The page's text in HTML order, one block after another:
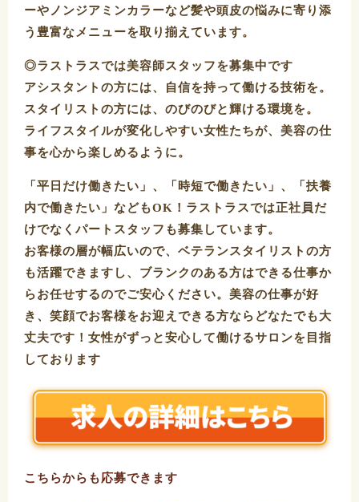
ーやノンジアミンカラーなど髪や頭皮の悩みに寄り添
う豊富なメニューを取り揃えています。
◎ラストラスでは美容師スタッフを募集中です
アシスタントの方には、自信を持って働ける技術を。
スタイリストの方には、のびのびと輝ける環境を。
ライフスタイルが変化しやすい女性たちが、美容の仕
事を心から楽しめるように。
「平日だけ働きたい」、「時短で働きたい」、「扶養
内で働きたい」などもOK！ラストラスでは正社員だ
けでなくパートスタッフも募集しています。
お客様の層が幅広いので、ベテランスタイリストの方
も活躍できますし、ブランクのある方はできる仕事か
らお任せするのでご安心ください。美容の仕事が好
き、笑顔でお客様をお迎えできる方ならどなたでも大
丈夫です！女性がずっと安心して働けるサロンを目指
しております
こちらからも応募できます